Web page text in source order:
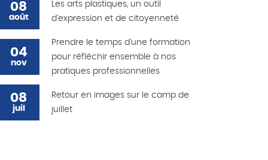
08
août
Les arts plastiques, un outil
d'expression et de citoyenneté
04
nov
Prendre le temps d'une formation
pour réfléchir ensemble à nos
pratiques professionnelles
08
juil
Retour en images sur le camp de
juillet